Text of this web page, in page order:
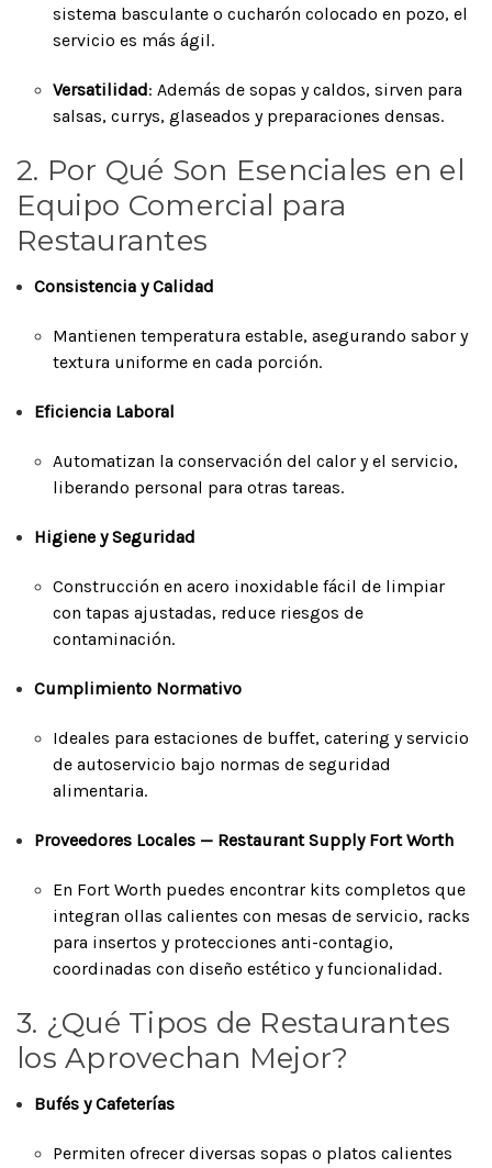
sistema basculante o cucharón colocado en pozo, el
servicio es más ágil.
Versatilidad: Además de sopas y caldos, sirven para
salsas, currys, glaseados y preparaciones densas.
2. Por Qué Son Esenciales en el
Equipo Comercial para
Restaurantes
Consistencia y Calidad
Mantienen temperatura estable, asegurando sabor y
textura uniforme en cada porción.
Eficiencia Laboral
Automatizan la conservación del calor y el servicio,
liberando personal para otras tareas.
Higiene y Seguridad
Construcción en acero inoxidable fácil de limpiar
con tapas ajustadas, reduce riesgos de
contaminación.
Cumplimiento Normativo
Ideales para estaciones de buffet, catering y servicio
de autoservicio bajo normas de seguridad
alimentaria.
Proveedores Locales — Restaurant Supply Fort Worth
En Fort Worth puedes encontrar kits completos que
integran ollas calientes con mesas de servicio, racks
para insertos y protecciones anti-contagio,
coordinadas con diseño estético y funcionalidad.
3. ¿Qué Tipos de Restaurantes
los Aprovechan Mejor?
Bufés y Cafeterías
Permiten ofrecer diversas sopas o platos calientes